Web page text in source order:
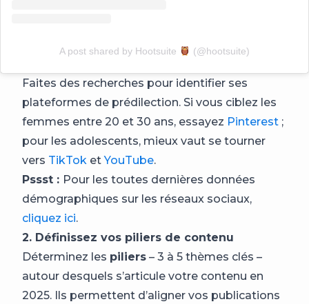
A post shared by Hootsuite (@hootsuite)
Faites des recherches pour identifier ses
plateformes de prédilection. Si vous ciblez les
femmes entre 20 et 30 ans, essayez Pinterest ;
pour les adolescents, mieux vaut se tourner
vers TikTok etYouTube.
Pssst : Pour les toutes dernières données
démographiques sur les réseaux sociaux,
cliquez ici.
2. Définissez vos piliers de contenu
Déterminez les piliers – 3 à 5 thèmes clés –
autour desquels s’articule votre contenu en
2025. Ils permettent d’aligner vos publications